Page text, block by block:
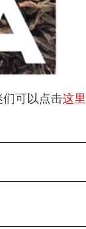
可以点击这里